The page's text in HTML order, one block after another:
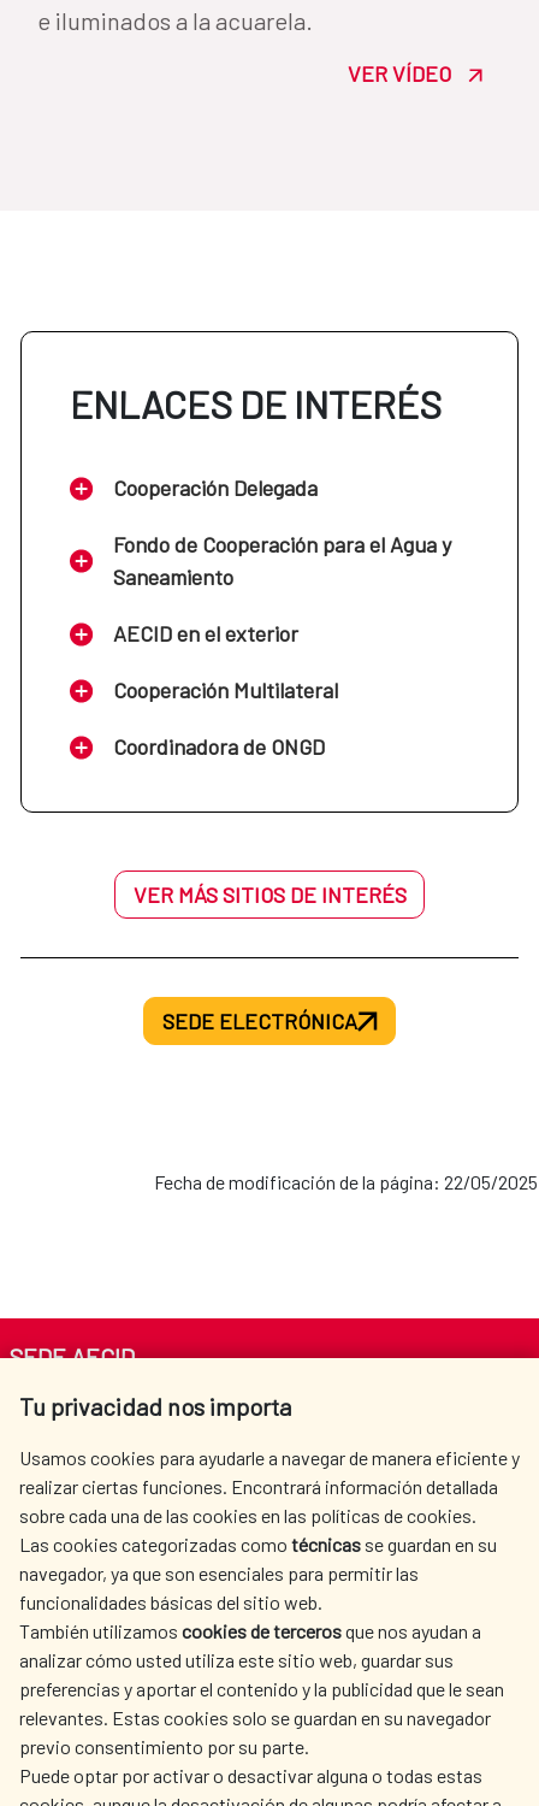
e iluminados a la acuarela.
VER VÍDEO
ENLACES DE INTERÉS
Cooperación Delegada
Fondo de Cooperación para el Agua y
Saneamiento
AECID en el exterior
Cooperación Multilateral
Coordinadora de ONGD
VER MÁS SITIOS DE INTERÉS
SEDE ELECTRÓNICA
Fecha de modificación de la página: 22/05/2025
Tu privacidad nos importa
Usamos cookies para ayudarle a navegar de manera eficiente y
realizar ciertas funciones. Encontrará información detallada
sobre cada una de las cookies en las políticas de cookies.
Las cookies categorizadas como técnicas se guardan en su
navegador, ya que son esenciales para permitir las
funcionalidades básicas del sitio web.
También utilizamos cookies de tercerosque nos ayudan a
analizar cómo usted utiliza este sitio web, guardar sus
preferencias y aportar el contenido y la publicidad que le sean
relevantes. Estas cookies solo se guardan en su navegador
previo consentimiento por su parte.
Puede optar por activar o desactivar alguna o todas estas
SEDE AECID
Av. Reyes Católicos 4 - 28040 Madrid
centro.informacion@aecid.es
LA AECID
DÓNDE COOPERAMOS
ACCIÓN HUMANITARIA
SALA DE PRENSA
CULTURA Y CIENCIA
BIBLIOTECA
NUESTRAS REDES SOCIALES